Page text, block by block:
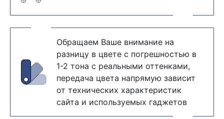
Обращаем Ваше внимание на
разницу в цвете с погрешностью в
1-2 тона с реальными оттенками,
передача цвета напрямую зависит
от технических характеристик
сайта и используемых гаджетов